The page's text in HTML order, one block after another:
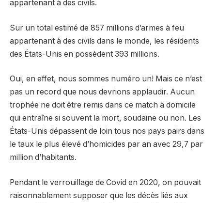
appartenant à des civils.
Sur un total estimé de 857 millions d’armes à feu
appartenant à des civils dans le monde, les résidents
des États-Unis en possèdent 393 millions.
Oui, en effet, nous sommes numéro un! Mais ce n’est
pas un record que nous devrions applaudir. Aucun
trophée ne doit être remis dans ce match à domicile
qui entraîne si souvent la mort, soudaine ou non. Les
États-Unis dépassent de loin tous nos pays pairs dans
le taux le plus élevé d’homicides par an avec 29,7 par
million d’habitants.
Pendant le verrouillage de Covid en 2020, on pouvait
raisonnablement supposer que les décès liés aux